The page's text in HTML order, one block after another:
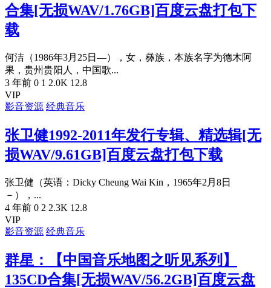
合集[无损WAV/1.76GB]百度云盘打包下
载
何洁（1986年3月25日—），女，彝族，本族名字为德木阿
果，贵州贵阳人，中国歌...
3 年前 0 1 2.0K 12.8
VIP
影音资源 经典音乐
张卫健1992-2011年发行专辑、精选辑[无
损WAV/9.61GB]百度云盘打包下载
张卫健（英语：Dicky Cheung Wai Kin，1965年2月8日
－），...
4 年前 0 2 2.3K 12.8
VIP
影音资源 经典音乐
群星：【中国音乐地图之听见系列】
135CD合集[无损WAV/56.2GB]百度云盘